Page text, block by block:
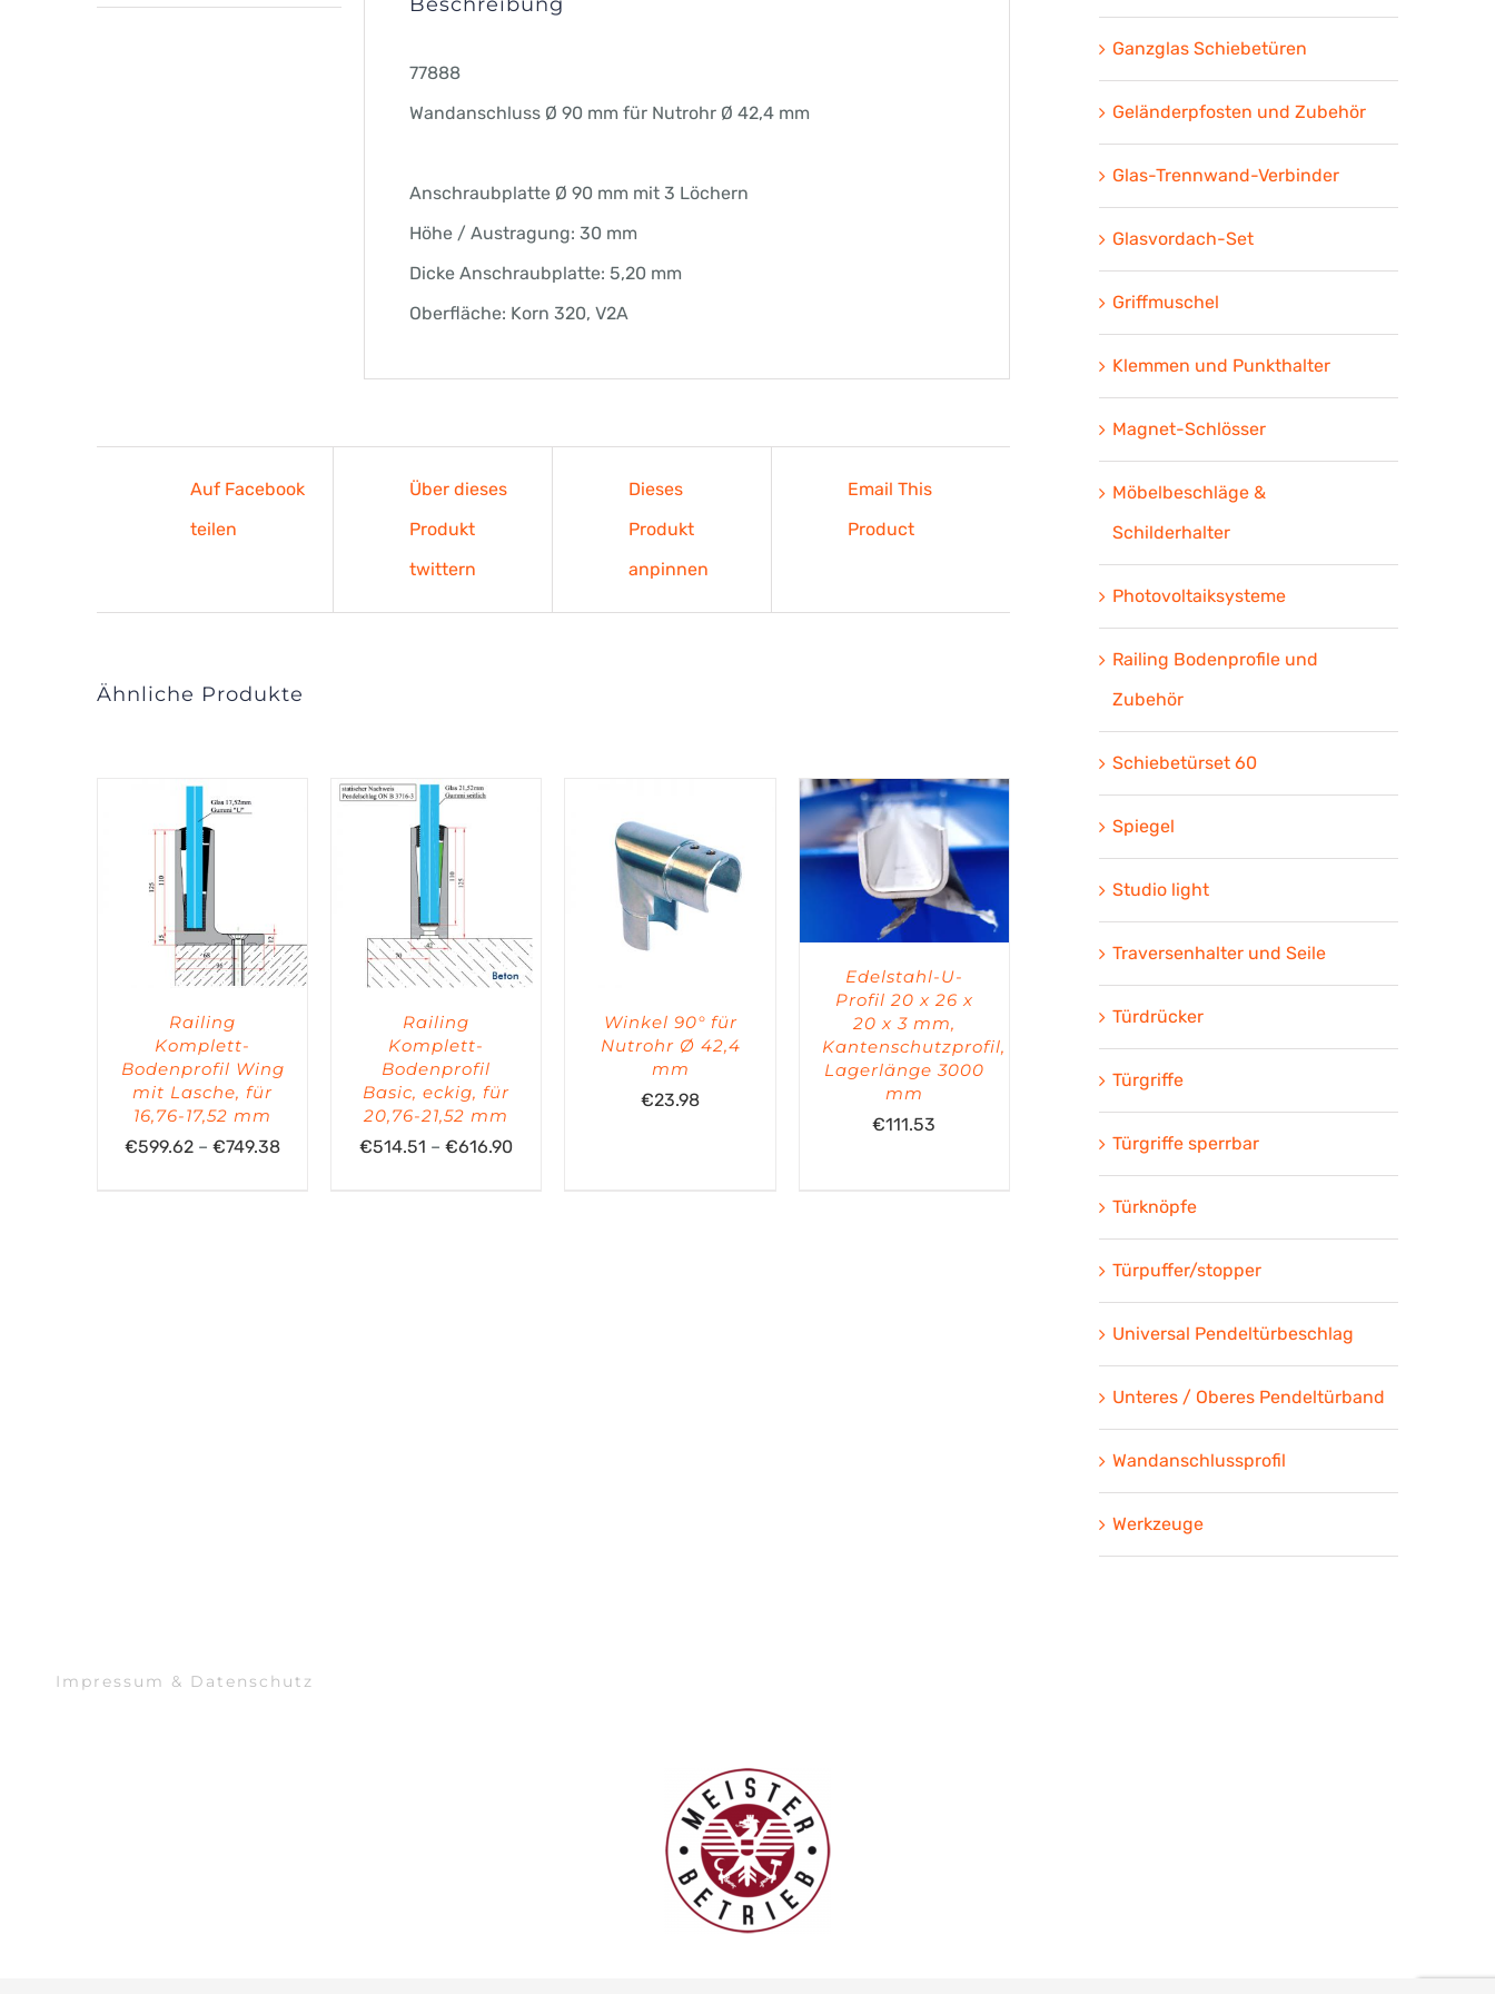
77888
Wandanschluss Ø 90 mm für Nutrohr Ø 42,4 mm
Anschraubplatte Ø 90 mm mit 3 Löchern
Höhe / Austragung: 30 mm
Dicke Anschraubplatte: 5,20 mm
Oberfläche: Korn 320, V2A
Auf Facebook
teilen
Über dieses
Produkt
twittern
Dieses
Produkt
anpinnen
Email This
Product
Ähnliche Produkte
Railing
Komplett-
Bodenprofil Wing
mit Lasche, für
16,76-17,52 mm
€599.62 –€749.38Preisspanne:
Railing
Komplett-
Bodenprofil
Basic, eckig, für
20,76-21,52 mm
€514.51 –€616.90Preisspanne:
Winkel 90° für
Nutrohr Ø 42,4
mm
€23.98
Edelstahl-U-
Profil 20 x 26 x
20 x 3 mm,
Kantenschutzprofil,
Lagerlänge 3000
mm
€111.53
Ganzglas Schiebetüren
Geländerpfosten und Zubehör
Glas-Trennwand-Verbinder
Glasvordach-Set
Griffmuschel
Klemmen und Punkthalter
Magnet-Schlösser
Möbelbeschläge &
Schilderhalter
Photovoltaiksysteme
Railing Bodenprofile und
Zubehör
Schiebetürset 60
Spiegel
Studio light
Traversenhalter und Seile
Türdrücker
Türgriffe
Türgriffe sperrbar
Türknöpfe
Türpuffer/stopper
Universal Pendeltürbeschlag
Unteres / Oberes Pendeltürband
Wandanschlussprofil
Werkzeuge
Impressum & Datenschutz